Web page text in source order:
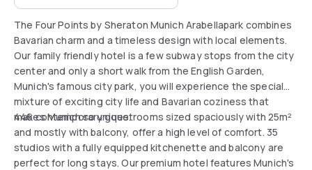
The Four Points by Sheraton Munich Arabellapark combines
Bavarian charm and a timeless design with local elements.
Our family friendly hotel is a few subway stops from the city
center and only a short walk from the English Garden,
Munich's famous city park, you will experience the special
mixture of exciting city life and Bavarian coziness that
makes Munich so unique.
446 contemporary guestrooms sized spaciously with 25m²
and mostly with balcony, offer a high level of comfort. 35
studios with a fully equipped kitchenette and balcony are
perfect for long stays. Our premium hotel features Munich's